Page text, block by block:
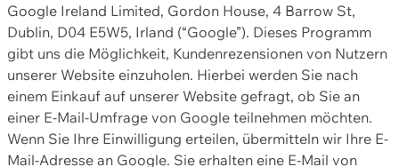
Google Ireland Limited, Gordon House, 4 Barrow St,
Dublin, D04 E5W5, Irland (“Google”). Dieses Programm
gibt uns die Möglichkeit, Kundenrezensionen von Nutzern
unserer Website einzuholen. Hierbei werden Sie nach
einem Einkauf auf unserer Website gefragt, ob Sie an
einer E-Mail-Umfrage von Google teilnehmen möchten.
Wenn Sie Ihre Einwilligung erteilen, übermitteln wir Ihre E-
Mail-Adresse an Google. Sie erhalten eine E-Mail von